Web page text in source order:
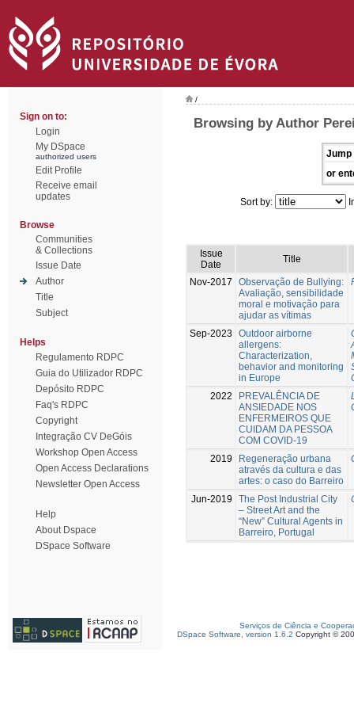
Sign on to:
Login
My DSpace
authorized users
Edit Profile
Receive email
updates
Browse
Communities
& Collections
Issue Date
Author
Title
Subject
Helps
Regulamento RDPC
Guia do Utilizador RDPC
Depósito RDPC
Faq's RDPC
Copyright
Integração CV DeGóis
Workshop Open Access
Open Access Declarations
Newsletter Open Access
Help
About Dspace
DSpace Software
/
Browsing by Author
Jump
or
Sort by:
Issue
Date
Title
Nov-2017
Observação de Bullying:
Avaliação, sensibilidade
moral e motivação para
ajudar as vítimas
Sep-2023
Outdoor airborne
allergens:
Characterization,
behavior and monitoring
in Europe
2022
PREVALÊNCIA DE
ANSIEDADE NOS
ENFERMEIROS QUE
CUIDAM DA PESSOA
COM COVID-19
2019
Regeneração urbana
através da cultura e das
artes: o caso do Barreiro
Jun-2019
The Post Industrial City
– Street Art and the
“New” Cultural Agents in
Barreiro, Portugal
Serviços de Ciência e
DSpace Software, version 1.6.2 Copyright ©